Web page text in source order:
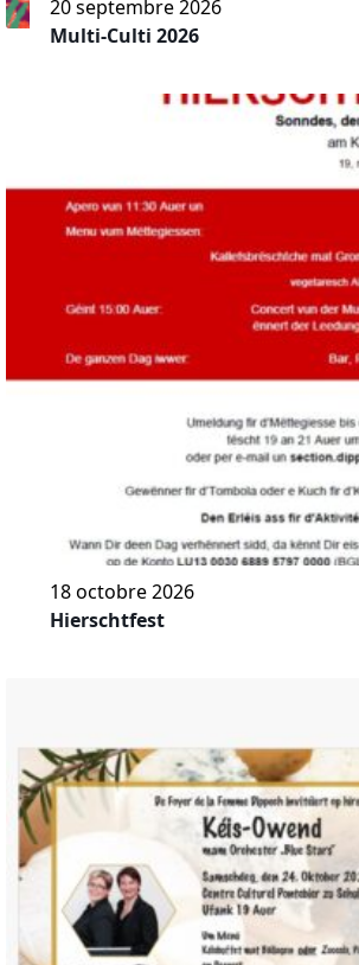
20 septembre 2026
Multi-Culti 2026
18 octobre 2026
Hierschtfest